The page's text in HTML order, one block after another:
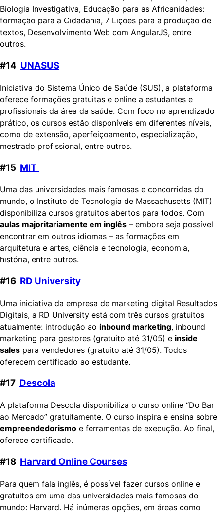
Biologia Investigativa, Educação para as Africanidades:
formação para a Cidadania, 7 Lições para a produção de
textos, Desenvolvimento Web com AngularJS, entre
outros.
#14 UNASUS
Iniciativa do Sistema Único de Saúde (SUS), a plataforma
oferece formações gratuitas e online a estudantes e
profissionais da área da saúde. Com foco no aprendizado
prático, os cursos estão disponíveis em diferentes níveis,
como de extensão, aperfeiçoamento, especialização,
mestrado profissional, entre outros.
#15 MIT
Uma das universidades mais famosas e concorridas do
mundo, o Instituto de Tecnologia de Massachusetts (MIT)
disponibiliza cursos gratuitos abertos para todos. Com
aulas majoritariamente em inglês – embora seja possível
encontrar em outros idiomas – as formações em
arquitetura e artes, ciência e tecnologia, economia,
história, entre outros.
#16 RD University
Uma iniciativa da empresa de marketing digital Resultados
Digitais, a RD University está com três cursos gratuitos
atualmente: introdução ao inbound marketing, inbound
marketing para gestores (gratuito até 31/05) e inside
sales para vendedores (gratuito até 31/05). Todos
oferecem certificado ao estudante.
#17 Descola
A plataforma Descola disponibiliza o curso online “Do Bar
ao Mercado” gratuitamente. O curso inspira e ensina sobre
empreendedorismo e ferramentas de execução. Ao final,
oferece certificado.
#18 Harvard Online Courses
Para quem fala inglês, é possível fazer cursos online e
gratuitos em uma das universidades mais famosas do
mundo: Harvard. Há inúmeras opções, em áreas como